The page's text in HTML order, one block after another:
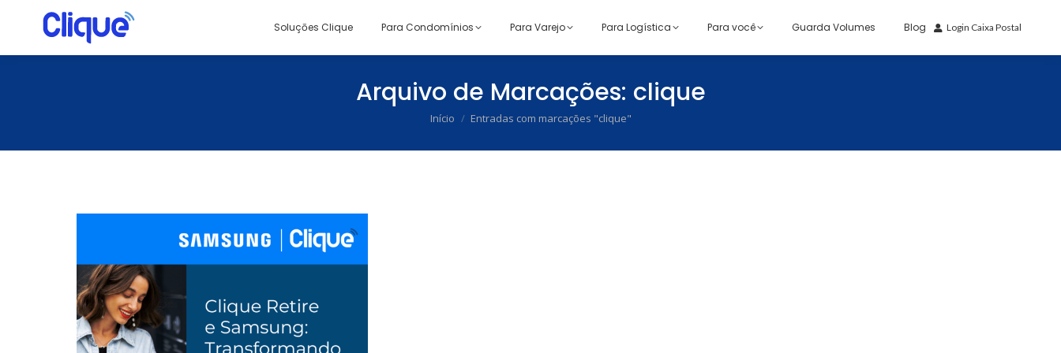
Soluçōes Clique Para Condomínios Para Varejo Para Logística Para você Guarda Volumes Blog Login Caixa Postal
Arquivo de Marcações: clique
Você está aqui:
Início Entradas com marcações "clique"